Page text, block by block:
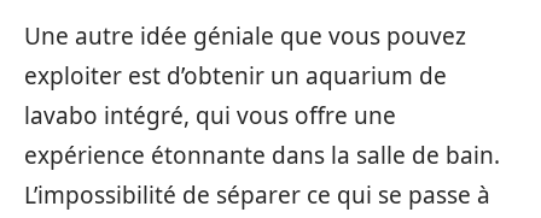
Une autre idée géniale que vous pouvez
exploiter est d’obtenir un aquarium de
lavabo intégré, qui vous offre une
expérience étonnante dans la salle de bain.
L’impossibilité de séparer ce qui se passe à